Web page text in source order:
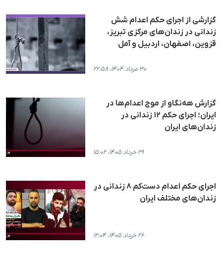
گزارشی از اجرای حکم اعدام شش
زندانی در زندان‌های مرکزی تبریز،
قزوین، اصفهان، اردبیل و آمل
۳۰ مرداد ۱۴۰۴، ۲۲:۵۸
گزارش هه‌نگاو از موج اعدام‌ها در
ایران؛ اجرای حکم ۱۲ زندانی در
زندان‌های ایران
۲۹ خرداد ۱۴۰۵، ۱۵:۰۲
اجرای حکم اعدام دست‌کم ۸ زندانی در
زندان‌های مختلف ایران
۲۶ خرداد ۱۴۰۵، ۱۲:۰۴